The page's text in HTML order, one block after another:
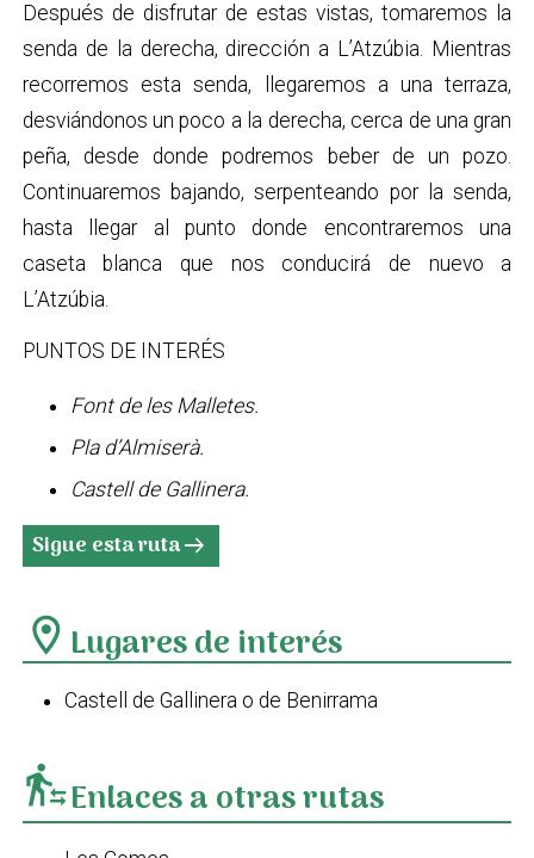
Después de disfrutar de estas vistas, tomaremos la
senda de la derecha, dirección a L’Atzúbia. Mientras
recorremos esta senda, llegaremos a una terraza,
desviándonos un poco a la derecha, cerca de una gran
peña, desde donde podremos beber de un pozo.
Continuaremos bajando, serpenteando por la senda,
hasta llegar al punto donde encontraremos una
caseta blanca que nos conducirá de nuevo a
L’Atzúbia.
PUNTOS DE INTERÉS
Font de les Malletes.
Pla d’Almiserà.
Castell de Gallinera.
Sigue esta rutaarrow_right_alt
location_on Lugares de interés
Castell de Gallinera o de Benirrama
transfer_within_a_stationEnlaces a otras rutas